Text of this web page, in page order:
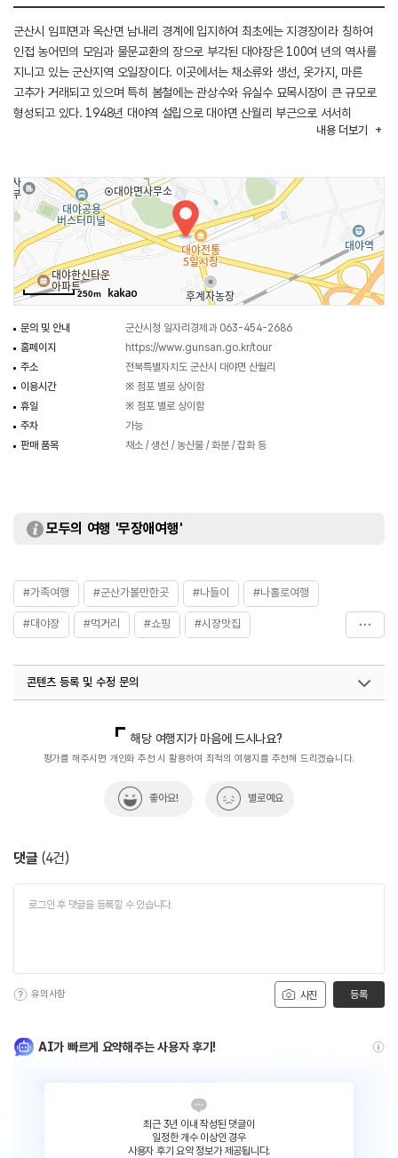
군산시 임피면과 옥산면 남내리 경계에 입지하여 최초에는 지경장이라 칭하여
인접 농어민의 모임과 물문교환의 장으로 부각된 대야장은 100여 년의 역사를
지니고 있는 군산지역 오일장이다. 이곳에서는 채소류와 생선, 옷가지, 마른
고추가 거래되고 있으며 특히 봄철에는 관상수와 유실수 묘목시장이 큰 규모로
형성되고 있다. 1948년 대야역 설립으로 대야면 산월리 부근으로 서서히
이전되어 현재의 장터가 형성되었다고 한다. 한때는 우시장으로 더 이름 날렸던
정도로 이름을 날렸는데 우시장 폐쇄 이후 현재는 예전 같은 활기를 느낄 수는
없지만 지금은 나무시장의 활성화로 예전의 명성을 되찾고자 노력하고 있다.
내용 더보기
250m
문의 및 안내
군산시청 일자리경제과 063-454-2686
홈페이지
https://www.gunsan.go.kr/tour
주소
전북특별자치도 군산시 대야면 산월리
이용시간
※ 점포 별로 상이함
휴일
※ 점포 별로 상이함
주차
가능
판매 품목
채소 / 생선 / 농산물 / 화분 / 잡화 등
모두의 여행 '무장애여행'
#가족여행 #군산가볼만한곳 #나들이 #나홀로여행
#대야장 #먹거리 #쇼핑 #시장맛집
#전통시장 #전통시장투어
콘텐츠 등록 및 수정 문의
해당 여행지가 마음에 드시나요?
평가를 해주시면 개인화 추천 시 활용하여 최적의 여행지를 추천해 드리겠습니다.
좋아요! 별로예요
댓글 (4건)
사진
유의사항 등록
AI가 빠르게 요약해주는 사용자 후기!
최근 3년 이내 작성된 댓글이
일정한 개수 이상인 경우
사용자 후기 요약 정보가 제공됩니다.